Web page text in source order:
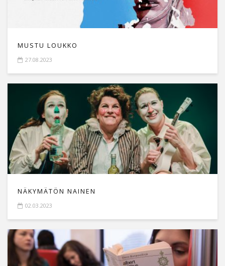
MUSTU LOUKKO
27.08.2023
NÄKYMÄTÖN NAINEN
02.03.2023